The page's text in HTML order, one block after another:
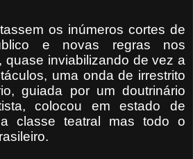
os inúmeros cortes de
e novas regras nos
quase inviabilizando de vez a
uma onda de irrestrito
guiada por um doutrinário
colocou em estado de
classe teatral mas todo o